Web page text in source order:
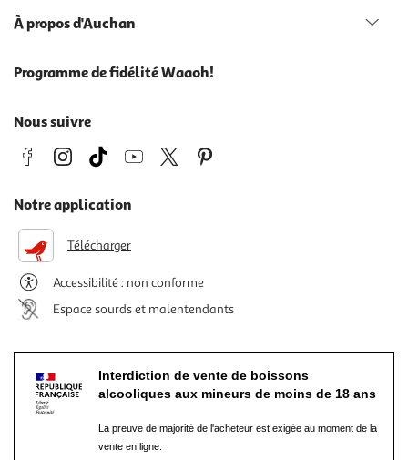
À propos d'Auchan
Programme de fidélité Waaoh!
Nous suivre
Notre application
Télécharger
Accessibilité : non conforme
Espace sourds et malentendants
Interdiction de vente de boissons
alcooliques aux mineurs de moins de 18 ans
La preuve de majorité de l'acheteur est exigée au moment de la
vente en ligne.